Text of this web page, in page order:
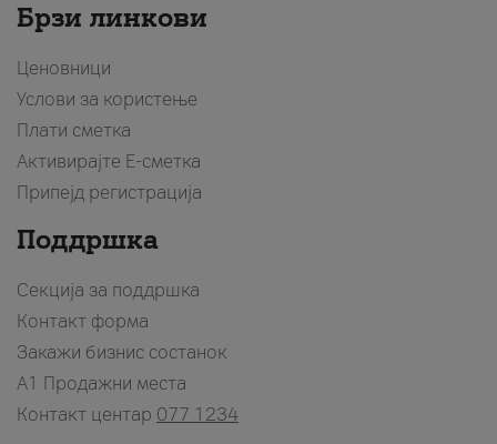
Брзи линкови
Ценовници
Услови за користење
Плати сметка
Активирајте Е-сметка
Припејд регистрација
Поддршка
Секција за поддршка
Контакт форма
Закажи бизнис состанок
A1 Продажни места
Контакт центар 077 1234